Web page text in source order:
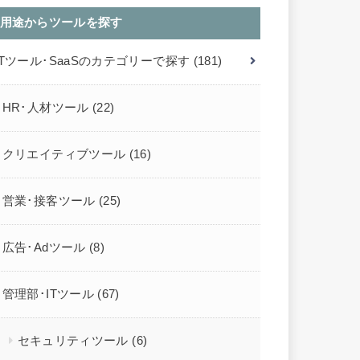
用途からツールを探す
ツール･SaaSのカテゴリーで探す (181)
HR･人材ツール (22)
クリエイティブツール (16)
営業･接客ツール (25)
広告･Adツール (8)
管理部･ITツール (67)
セキュリティツール (6)